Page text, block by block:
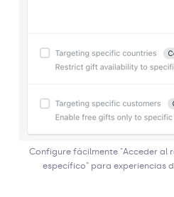
Configure fácilmente "Acceder al
específico" para experiencias